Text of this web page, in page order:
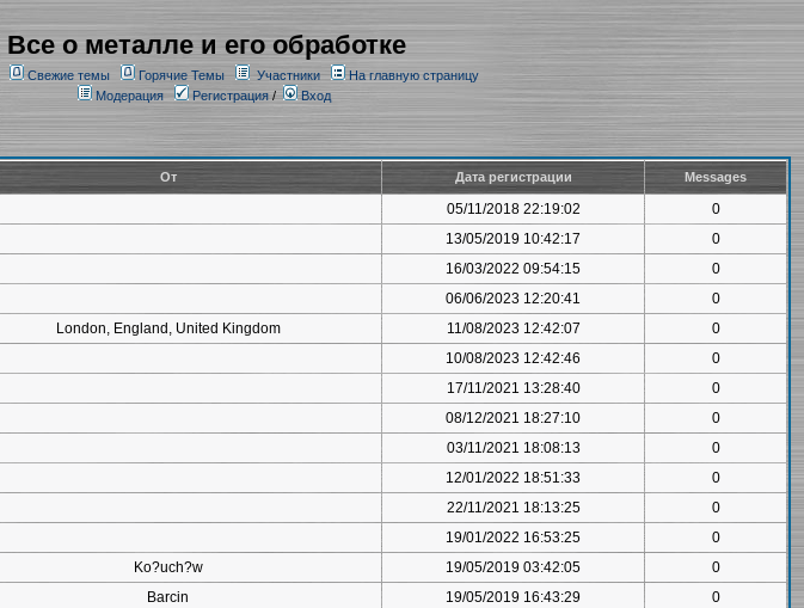
Все о металле и его обработке
Свежие темы Горячие Темы Участники
На главную страницу
Модерация
Регистрация/ Вход
От Дата регистрации Messages
05/11/2018 22:19:02
0
13/05/2019 10:42:17
0
16/03/2022 09:54:15
0
06/06/2023 12:20:41
0
London, England, United Kingdom 11/08/2023 12:42:07
0
10/08/2023 12:42:46
0
17/11/2021 13:28:40
0
08/12/2021 18:27:10
0
03/11/2021 18:08:13
0
12/01/2022 18:51:33
0
22/11/2021 18:13:25
0
19/01/2022 16:53:25
0
Ko?uch?w 19/05/2019 03:42:05
0
Barcin 19/05/2019 16:43:29
0